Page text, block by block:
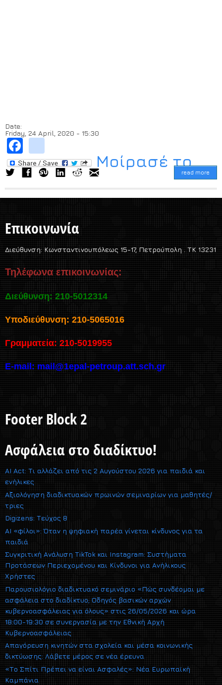
Date:
Friday, 24 April, 2020 - 15:30
Μοίρασέ το...
read more
Επικοινωνία
Διεύθυνση: Κωνσταντινουπόλεως 15-17, Πετρούπολη . TK 13231
Τηλέφωνα επικοινωνίας:
Διεύθυνση: 210-5012314
Υποδιεύθυνση: 210-5065016
Γραμματεία: 210-5019955
E-mail: mail@1epal-petroup.att.sch.gr
Footer Block 2
Ασφάλεια στο διαδίκτυο!
AI Act: Τι αλλάζει από τις 2 Αυγούστου 2026 για παιδιά και
ενήλικες
Αξιολόγηση διαδικτυακών πρωινών σεμιναρίων για μαθητές/
τριες
Digizens: Τεύχος 8
AI «φίλοι»: Όταν η ψηφιακή παρέα γίνεται κίνδυνος για τα
παιδιά
Συγκριτική Ανάλυση TikTok και Instagram: Συστήματα
Προτάσεων Περιεχομένου και Κίνδυνοι για Ανήλικους
Χρήστες
Παρουσιολόγιο διαδικτυακό σεμινάριο «Πώς συνδέομαι με
ασφάλεια στο διαδίκτυο; Οδηγός βασικών αρχών
κυβερνοασφάλειας για όλους» στις 26/05/2026 και ώρα
18:00-19:30 σε συνεργασία με την Εθνική Αρχή
Κυβερνοασφάλειας
Απαγόρευση κινητών στα σχολεία και μέσα κοινωνικής
δικτύωσης: Λάβετε μέρος σε νέα έρευνα
«Το Σπίτι Πρέπει να είναι Ασφαλές»: Νέα Ευρωπαϊκή
Καμπάνια